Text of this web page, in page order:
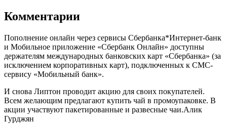
Комментарии
Пополнение онлайн через сервисы Сбербанка*Интернет-банк
и Мобильное приложение «Сбербанк Онлайн» доступны
держателям международных банковских карт «Сбербанка» (за
исключением корпоративных карт), подключенных к СМС-
сервису «Мобильный банк».
И снова Липтон проводит акцию для своих покупателей.
Всем желающим предлагают купить чай в промоупаковке. В
акции участвуют пакетированные и развесные чаи.Алик
Гурджян